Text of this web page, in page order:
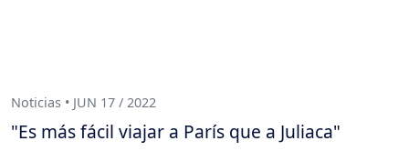
Noticias • JUN 17 / 2022
"Es más fácil viajar a París que a Juliaca"